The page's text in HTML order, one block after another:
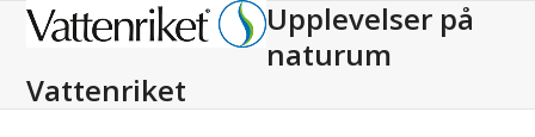
Open
menu
Close
menu
Upplevelser på
naturum
Vattenriket